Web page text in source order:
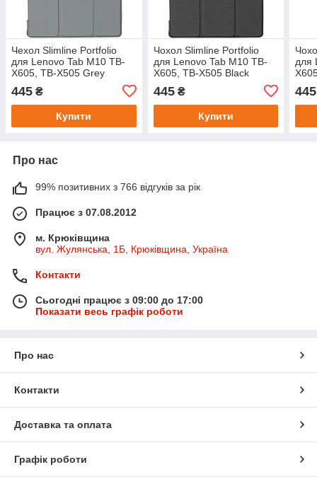
Чехол Slimline Portfolio
для Lenovo Tab M10 TB-
X605, TB-X505 Grey
445 ₴
Купити
Чохол Slimline Portfolio
для Lenovo Tab M10 TB-
X605, TB-X505 Black
445₴
Купити
для
445
Про нас
99% позитивних з 766 відгуків за рік
Працює з 07.08.2012
м. Крюківщина
вул. Жулянська, 1Б, Крюківщина, Україна
Контакти
Сьогодні працює з 09:00 до 17:00
Показати весь графік роботи
Про нас
Контакти
Доставка та оплата
Графік роботи